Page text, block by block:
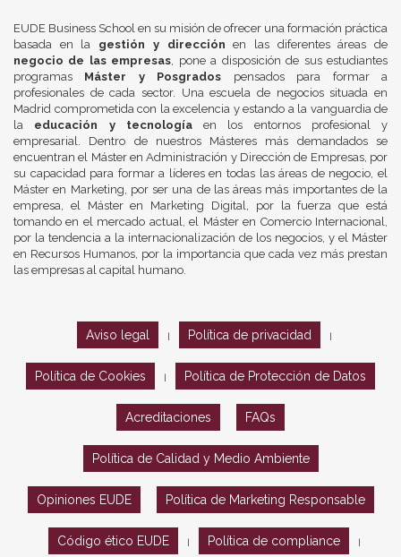
EUDE Business School en su misión de ofrecer una formación práctica
basada en la gestión y dirección en las diferentes áreas de
negocio de las empresas, pone a disposición de sus estudiantes
programas Máster y Posgrados pensados para formar a
profesionales de cada sector. Una escuela de negocios situada en
Madrid comprometida con la excelencia y estando a la vanguardia de
la educación y tecnologíaen los entornos profesional y
empresarial. Dentro de nuestros Másteres más demandados se
encuentran el Máster en Administración y Dirección de Empresas, por
su capacidad para formar a líderes en todas las áreas de negocio, el
Máster en Marketing, por ser una de las áreas más importantes de la
empresa, el Máster en Marketing Digital, por la fuerza que está
tomando en el mercado actual, el Máster en Comercio Internacional,
por la tendencia a la internacionalización de los negocios, y el Máster
en Recursos Humanos, por la importancia que cada vez más prestan
las empresas al capital humano.
Aviso legal Política de privacidad
Política de Cookies Política de Protección de Datos
Acreditaciones FAQs
Política de Calidad y Medio Ambiente
Opiniones EUDE Política de Marketing Responsable
Código ético EUDE Política de compliance